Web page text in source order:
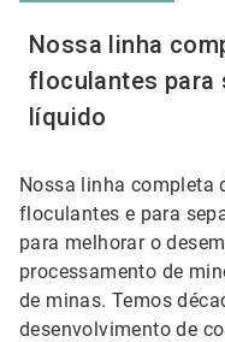
Nossa linha
floculantes para
líquido
Nossa linha completa
floculantes e para
para melhorar o
processamento de
de minas. Temos
desenvolvimento de